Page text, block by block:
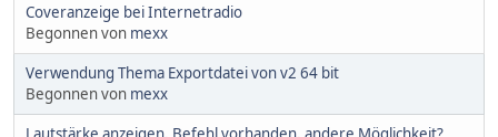
Coveranzeige bei Internetradio
Begonnen von mexx
Verwendung Thema Exportdatei von v2 64 bit
Begonnen von mexx